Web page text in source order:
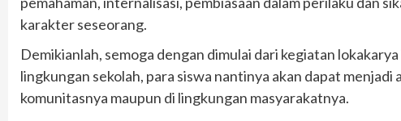
karakter seseorang.
Demikianlah, semoga dengan dimulai dari kegiatan
lingkungan sekolah, para siswa nantinya akan dapat
komunitasnya maupun di lingkungan masyarakatnya.